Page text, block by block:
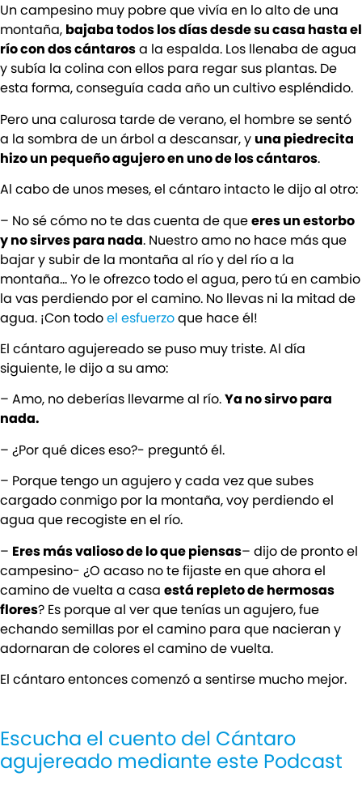
Un campesino muy pobre que vivía en lo alto de una
montaña, bajaba todos los días desde su casa hasta el
río con dos cántarosa la espalda. Los llenaba de agua
y subía la colina con ellos para regar sus plantas. De
esta forma, conseguía cada año un cultivo espléndido.
Pero una calurosa tarde de verano, el hombre se sentó
a la sombra de un árbol a descansar, yuna piedrecita
hizo un pequeño agujero en uno de los cántaros.
Al cabo de unos meses, el cántaro intacto le dijo al otro:
– No sé cómo no te das cuenta de queeres un estorbo
y no sirves para nada. Nuestro amo no hace más que
bajar y subir de la montaña al río y del río a la
montaña… Yo le ofrezco todo el agua, pero tú en cambio
la vas perdiendo por el camino. No llevas ni la mitad de
agua. ¡Con todoel esfuerzoque hace él!
El cántaro agujereado se puso muy triste. Al día
siguiente, le dijo a su amo:
– Amo, no deberías llevarme al río.Ya no sirvo para
nada.
– ¿Por qué dices eso?- preguntó él.
– Porque tengo un agujero y cada vez que subes
cargado conmigo por la montaña, voy perdiendo el
agua que recogiste en el río.
– Eres más valioso de lo que piensas– dijo de pronto el
campesino- ¿O acaso no te fijaste en que ahora el
camino de vuelta a casa está repleto de hermosas
flores? Es porque al ver que tenías un agujero, fue
echando semillas por el camino para que nacieran y
adornaran de colores el camino de vuelta.
El cántaro entonces comenzó a sentirse mucho mejor.
Escucha el cuento del Cántaro
agujereado mediante este Podcast